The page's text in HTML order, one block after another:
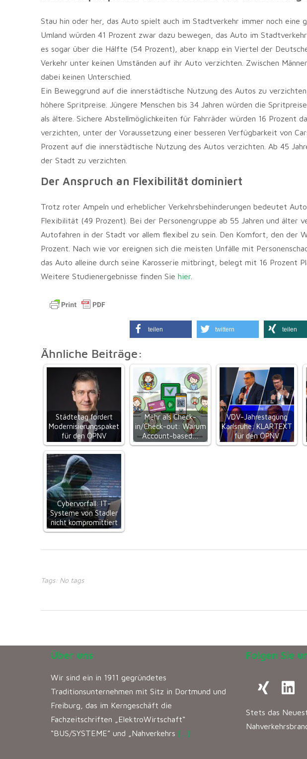
Stau hin oder her, das Auto spielt auch im Stadtverkehr immer noch eine
Umland würden 41 Prozent zwar dazu bewegen, das Auto im
es sogar über die Hälfte (54 Prozent), aber knapp ein Viertel der
Verkehr unter keinen Umständen auf ihr Auto verzichten. Zwischen
dabei keinen Unterschied.
Ein Beweggrund auf die innerstädtische Nutzung des Autos zu
höhere Spritpreise. Jüngere Menschen bis 34 Jahren würden die
als ältere. Sichere Abstellmöglichkeiten für Fahrräder würden 16 Prozent
verzichten, unter der Voraussetzung einer besseren Verfügbarkeit von
Prozent auf die innerstädtische Nutzung des Autos verzichten. Ab 45
der Stadt zu verzichten.
Der Anspruch an Flexibilität dominiert
Trotz roter Ampeln und erheblicher Verkehrsbehinderungen bedeutet
Flexibilität (49 Prozent). Bei der Personengruppe ab 55 Jahren und älter
Autofahren in der Stadt vor allem flexibel zu sein. Den Komfort, den der
Prozent. Nach wie vor ereignen sich die meisten Unfälle mit
das Auto alleine durch seine Karosserie mitbringt, belegt mit 16 Prozent
Weitere Studienergebnisse finden Sie hier
teilen twittern teilen
Ähnliche Beiträge:
Städtetag fordert
Modernisierungspaket
für den ÖPNV
Mehr als Check-
in/Check-out: Warum
Account-based…
VDV-Jahrestagung
Karlsruhe: KLARTEXT
für den ÖPNV
Cybervorfall: IT-
Systeme von Stadler
nicht kompromittiert
Tags: No tags
Über uns
Wir sind ein in 1911 gegründetes
Traditionsunternehmen mit Sitz in Dortmund und
Freiburg, das im Kerngeschäft die
Fachzeitschriften „ElektroWirtschaft“
“BUS/SYSTEME” und „Nahverkehrs […]
Folgen Sie
Stets das